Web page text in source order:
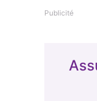
Publicité